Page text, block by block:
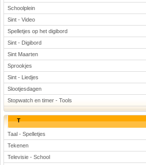
Schoolplein
Sint - Video
Spelletjes op het digibord
Sint - Digibord
Sint Maarten
Sprookjes
Sint - Liedjes
Slootjesdagen
Stopwatch en timer - Tools
T
Taal - Spelletjes
Tekenen
Televisie - School